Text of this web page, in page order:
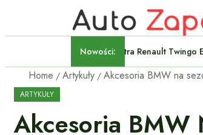
Nowości:
Home Artykuły
ARTYKUŁY
Akcesoria BMW